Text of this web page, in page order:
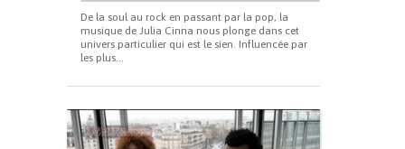
De la soul au rock en passant par la pop, la
musique de Julia Cinna nous plonge dans cet
univers particulier qui est le sien. Influencée par
les plus...